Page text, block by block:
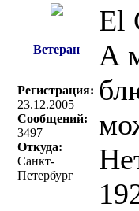
Ветеран
Регистрация:
23.12.2005
Сообщений:
3497
Откуда:
Санкт-
Петербург
El
А